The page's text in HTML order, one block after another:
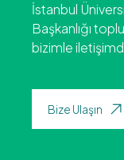
Bize Ulaşın
İstanbul
Başkanlığı
bizimle